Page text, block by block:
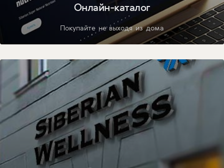
Онлайн-каталог
Покупайте не выходя из дома